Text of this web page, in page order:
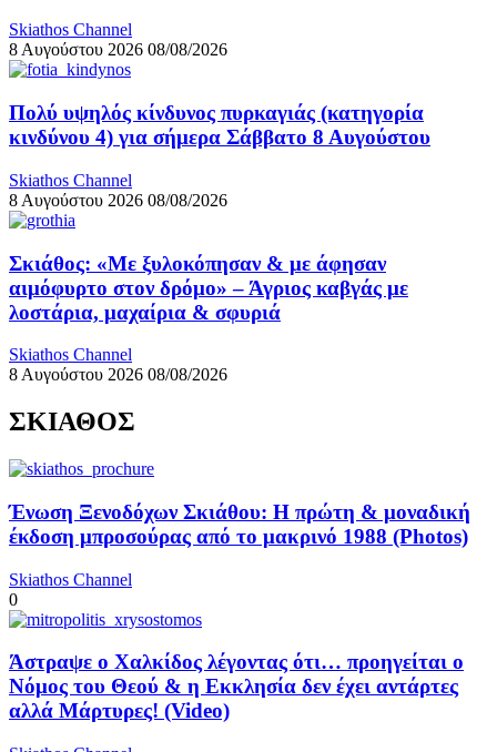
Skiathos Channel
8 Αυγούστου 2026 08/08/2026
Πολύ υψηλός κίνδυνος πυρκαγιάς (κατηγορία
κινδύνου 4) για σήμερα Σάββατο 8 Αυγούστου
Skiathos Channel
8 Αυγούστου 2026 08/08/2026
Σκιάθος: «Με ξυλοκόπησαν & με άφησαν
αιμόφυρτο στον δρόμο» – Άγριος καβγάς με
λοστάρια, μαχαίρια & σφυριά
Skiathos Channel
8 Αυγούστου 2026 08/08/2026
ΣΚΙΑΘΟΣ
Ένωση Ξενοδόχων Σκιάθου: Η πρώτη & μοναδική
έκδοση μπροσούρας από το μακρινό 1988 (Photos)
Skiathos Channel
0
Άστραψε ο Χαλκίδος λέγοντας ότι… προηγείται ο
Νόμος του Θεού & η Εκκλησία δεν έχει αντάρτες
αλλά Μάρτυρες! (Video)